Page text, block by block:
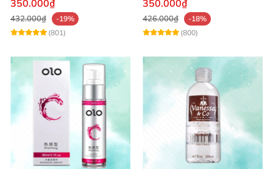
350.000₫
432.000₫
-19%
(801)
350.000₫
426.000₫
-18%
(800)